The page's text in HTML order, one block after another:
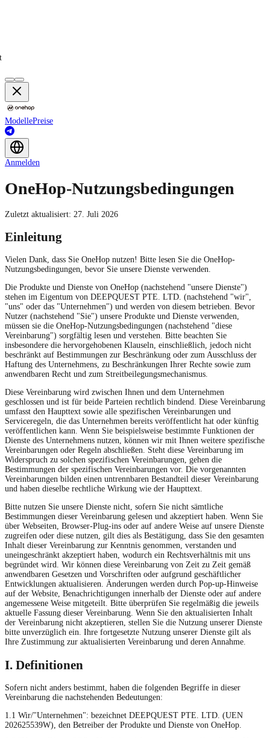
ModellePreise
Anmelden
OneHop-Nutzungsbedingungen
Zuletzt aktualisiert: 27. Juli 2026
Einleitung
Vielen Dank, dass Sie OneHop nutzen! Bitte lesen Sie die OneHop-
Nutzungsbedingungen, bevor Sie unsere Dienste verwenden.
Die Produkte und Dienste von OneHop (nachstehend "unsere Dienste")
stehen im Eigentum von DEEPQUEST PTE. LTD. (nachstehend "wir",
"uns" oder das "Unternehmen") und werden von diesem betrieben. Bevor
Nutzer (nachstehend "Sie") unsere Produkte und Dienste verwenden,
müssen sie die OneHop-Nutzungsbedingungen (nachstehend "diese
Vereinbarung") sorgfältig lesen und verstehen. Bitte beachten Sie
insbesondere die hervorgehobenen Klauseln, einschließlich, jedoch nicht
beschränkt auf Bestimmungen zur Beschränkung oder zum Ausschluss der
Haftung des Unternehmens, zu Beschränkungen Ihrer Rechte sowie zum
anwendbaren Recht und zum Streitbeilegungsmechanismus.
Diese Vereinbarung wird zwischen Ihnen und dem Unternehmen
geschlossen und ist für beide Parteien rechtlich bindend. Diese Vereinbarung
umfasst den Haupttext sowie alle spezifischen Vereinbarungen und
Serviceregeln, die das Unternehmen bereits veröffentlicht hat oder künftig
veröffentlichen kann. Wenn Sie beispielsweise bestimmte Funktionen der
Dienste des Unternehmens nutzen, können wir mit Ihnen weitere spezifische
Vereinbarungen oder Regeln abschließen. Steht diese Vereinbarung im
Widerspruch zu solchen spezifischen Vereinbarungen, gehen die
Bestimmungen der spezifischen Vereinbarungen vor. Die vorgenannten
Vereinbarungen bilden einen untrennbaren Bestandteil dieser Vereinbarung
und haben dieselbe rechtliche Wirkung wie der Haupttext.
Bitte nutzen Sie unsere Dienste nicht, sofern Sie nicht sämtliche
Bestimmungen dieser Vereinbarung gelesen und akzeptiert haben. Wenn Sie
über Webseiten, Browser-Plug-ins oder auf andere Weise auf unsere Dienste
zugreifen oder diese nutzen, gilt dies als Bestätigung, dass Sie den gesamten
Inhalt dieser Vereinbarung zur Kenntnis genommen, verstanden und
uneingeschränkt akzeptiert haben, wodurch ein Rechtsverhältnis mit uns
begründet wird. Wir können diese Vereinbarung von Zeit zu Zeit gemäß
anwendbaren Gesetzen und Vorschriften oder aufgrund geschäftlicher
Entwicklungen aktualisieren. Änderungen werden durch Pop-up-Hinweise
auf der Website, Benachrichtigungen innerhalb der Dienste oder auf andere
angemessene Weise mitgeteilt. Bitte überprüfen Sie regelmäßig die jeweils
aktuelle Fassung dieser Vereinbarung. Wenn Sie den aktualisierten Inhalt
der Vereinbarung nicht akzeptieren, stellen Sie die Nutzung unserer Dienste
bitte unverzüglich ein. Ihre fortgesetzte Nutzung unserer Dienste gilt als
Ihre Zustimmung zur aktualisierten Vereinbarung und deren Annahme.
I. Definitionen
Sofern nicht anders bestimmt, haben die folgenden Begriffe in dieser
Vereinbarung die nachstehenden Bedeutungen:
1.1 Wir/"Unternehmen": bezeichnet DEEPQUEST PTE. LTD. (UEN
202625539W), den Betreiber der Produkte und Dienste von OneHop.